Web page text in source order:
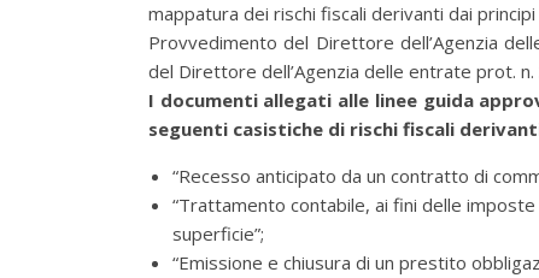
mappatura dei rischi fiscali derivanti dai
Provvedimento del Direttore dell’Agenzia
del Direttore dell’Agenzia delle entrate prot.
I documenti allegati alle linee guida
seguenti casistiche di rischi fiscali
“Recesso anticipato da un contratto di
“Trattamento contabile, ai fini delle
superficie”;
“Emissione e chiusura di un prestito